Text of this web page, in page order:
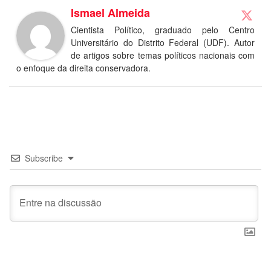
Ismael Almeida
Cientista Político, graduado pelo Centro
Universitário do Distrito Federal (UDF). Autor
de artigos sobre temas políticos nacionais com
o enfoque da direita conservadora.
Subscribe